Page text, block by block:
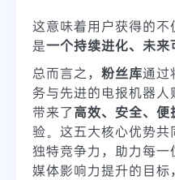
这意味着用户获得的
是一个持续进化、未
总而言之， 粉丝库通过
务与先进的电报机器人
带来了高效、安全、便
验。这五大核心优势
独特竞争力，助力每
媒体影响力提升的目